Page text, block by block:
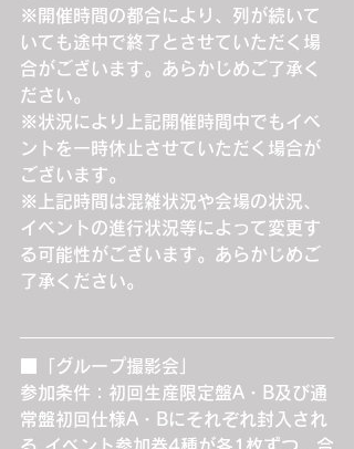
※開催時間の都合により、列が続いて
いても途中で終了とさせていただく場
合がございます。あらかじめご了承く
ださい。
※状況により上記開催時間中でもイベ
ントを一時休止させていただく場合が
ございます。
※上記時間は混雑状況や会場の状況、
イベントの進行状況等によって変更す
る可能性がございます。あらかじめご
了承ください。
■「グループ撮影会」
参加条件：初回生産限定盤A・B及び通
常盤初回仕様A・Bにそれぞれ封入され